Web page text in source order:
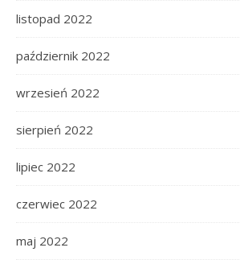
listopad 2022
październik 2022
wrzesień 2022
sierpień 2022
lipiec 2022
czerwiec 2022
maj 2022